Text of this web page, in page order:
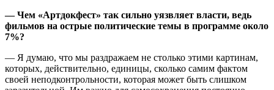
— Чем «Артдокфест» так сильно уязвляет власти, ведь
фильмов на острые политические темы в программе около
7%?
— Я думаю, что мы раздражаем не столько этими картинам,
которых, действительно, единицы, сколько самим фактом
своей неподконтрольности, которая может быть слишком